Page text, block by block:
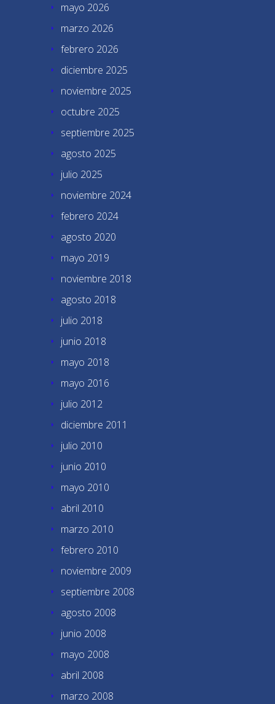
mayo 2026
marzo 2026
febrero 2026
diciembre 2025
noviembre 2025
octubre 2025
septiembre 2025
agosto 2025
julio 2025
noviembre 2024
febrero 2024
agosto 2020
mayo 2019
noviembre 2018
agosto 2018
julio 2018
junio 2018
mayo 2018
mayo 2016
julio 2012
diciembre 2011
julio 2010
junio 2010
mayo 2010
abril 2010
marzo 2010
febrero 2010
noviembre 2009
septiembre 2008
agosto 2008
junio 2008
mayo 2008
abril 2008
marzo 2008